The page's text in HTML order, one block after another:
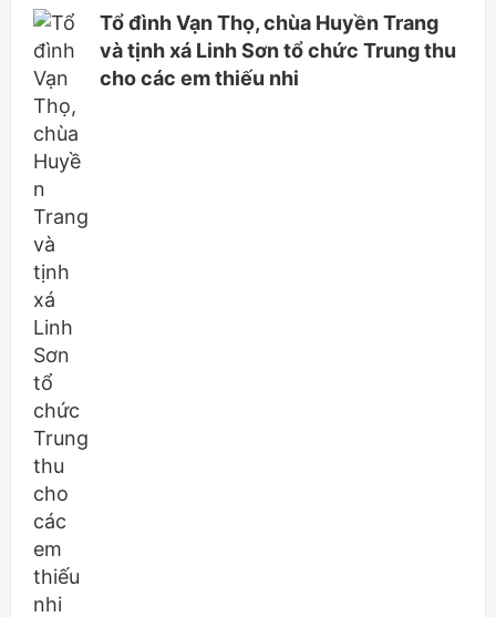
Tổ đình Vạn Thọ, chùa Huyền Trang
và tịnh xá Linh Sơn tổ chức Trung thu
cho các em thiếu nhi